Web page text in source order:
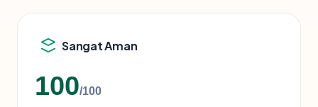
Sangat Aman
100/100